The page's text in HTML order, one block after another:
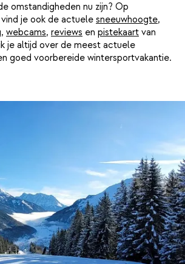
omstandigheden nu zijn? Op
je ook de actuele sneeuwhoogte,
, webcams, reviews en pistekaart van
je altijd over de meest actuele
goed voorbereide wintersportvakantie.